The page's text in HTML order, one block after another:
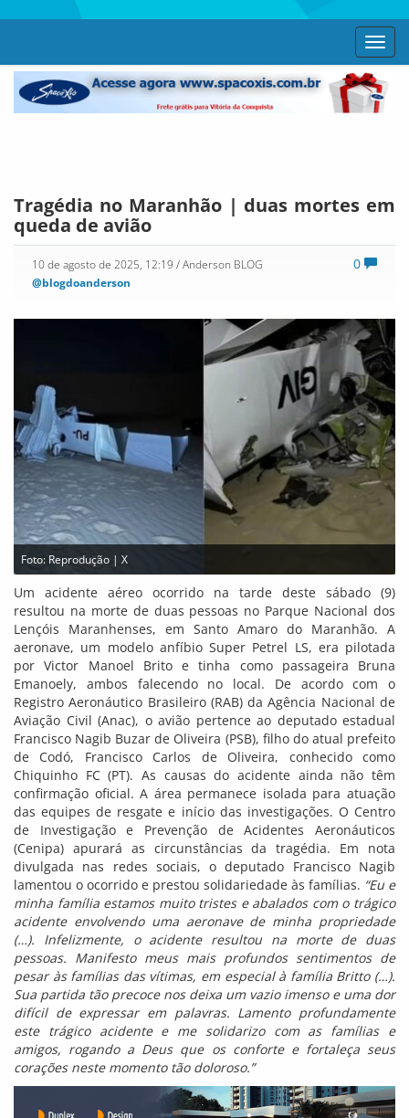
Tragédia no Maranhão | duas mortes em
queda de avião
0
10 de agosto de 2025, 12:19 / Anderson BLOG
@blogdoanderson
Foto: Reprodução | X
Um acidente aéreo ocorrido na tarde deste sábado (9)
resultou na morte de duas pessoas no Parque Nacional dos
Lençóis Maranhenses, em Santo Amaro do Maranhão. A
aeronave, um modelo anfíbio Super Petrel LS, era pilotada
por Victor Manoel Brito e tinha como passageira Bruna
Emanoely, ambos falecendo no local. De acordo com o
Registro Aeronáutico Brasileiro (RAB) da Agência Nacional de
Aviação Civil (Anac), o avião pertence ao deputado estadual
Francisco Nagib Buzar de Oliveira (PSB), filho do atual prefeito
de Codó, Francisco Carlos de Oliveira, conhecido como
Chiquinho FC (PT). As causas do acidente ainda não têm
confirmação oficial. A área permanece isolada para atuação
das equipes de resgate e início das investigações. O Centro
de Investigação e Prevenção de Acidentes Aeronáuticos
(Cenipa) apurará as circunstâncias da tragédia. Em nota
divulgada nas redes sociais, o deputado Francisco Nagib
lamentou o ocorrido e prestou solidariedade às famílias. “Eu e
minha família estamos muito tristes e abalados com o trágico
acidente envolvendo uma aeronave de minha propriedade
(…). Infelizmente, o acidente resultou na morte de duas
pessoas. Manifesto meus mais profundos sentimentos de
pesar às famílias das vítimas, em especial à família Britto (…).
Sua partida tão precoce nos deixa um vazio imenso e uma dor
difícil de expressar em palavras. Lamento profundamente
este trágico acidente e me solidarizo com as famílias e
amigos, rogando a Deus que os conforte e fortaleça seus
corações neste momento tão doloroso.”